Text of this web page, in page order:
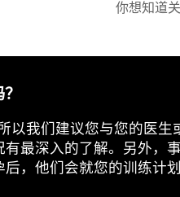
你想知道
以我们建议您与您的医生
最深入的了解。另外，事
，他们会就您的训练计划